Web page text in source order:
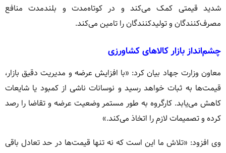
شدید قیمتی کمک می‌کند و در کوتاه‌مدت و بلندمدت منافع
مصرف‌کنندگان و تولیدکنندگان را تامین می‌کند.
چشم‌انداز بازار کالاهای کشاورزی
معاون وزارت جهاد بیان کرد: «با افزایش عرضه و مدیریت دقیق بازار،
قیمت‌ها به ثبات خواهد رسید و نوسانات ناشی از کمبود یا شایعات
کاهش می‌یابد. کارگروه به طور مستمر وضعیت عرضه و تقاضا را رصد
کرده و تصمیمات لازم را اتخاذ می‌کند.»
وی افزود: «تلاش ما این است که نه تنها قیمت‌ها در حد تعادل باقی